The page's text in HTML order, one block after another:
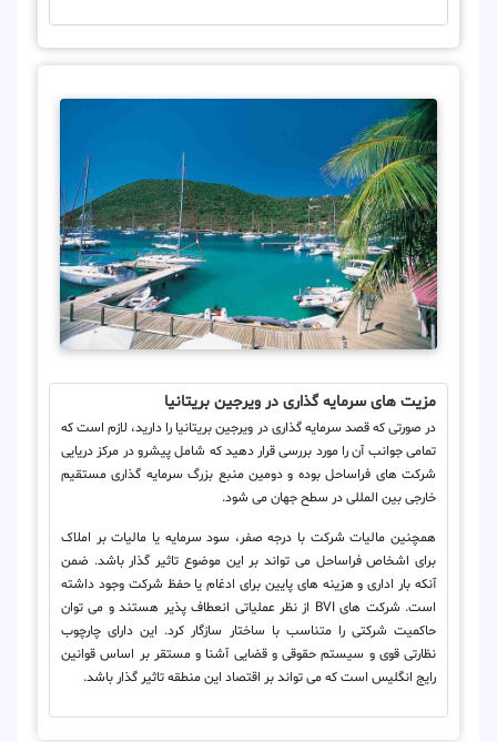
مزیت های سرمایه گذاری در ویرجین بریتانیا
در صورتی که قصد سرمایه گذاری در ویرجین بریتانیا را دارید، لازم است که
تمامی جوانب آن را مورد بررسی قرار دهید که شامل پیشرو در مرکز دریایی
شرکت های فراساحل بوده و دومین منبع بزرگ سرمایه گذاری مستقیم
خارجی بین المللی در سطح جهان می شود.
همچنین مالیات شرکت با درجه صفر، سود سرمایه یا مالیات بر املاک
برای اشخاص فراساحل می تواند بر این موضوع تاثیر گذار باشد. ضمن
آنکه بار اداری و هزینه های پایین برای ادغام یا حفظ شرکت وجود داشته
است. شرکت های BVI از نظر عملیاتی انعطاف پذیر هستند و می توان
حاکمیت شرکتی را متناسب با ساختار سازگار کرد. این دارای چارچوب
نظارتی قوی و سیستم حقوقی و قضایی آشنا و مستقر بر اساس قوانین
رایج انگلیس است که می تواند بر اقتصاد این منطقه تاثیر گذار باشد.